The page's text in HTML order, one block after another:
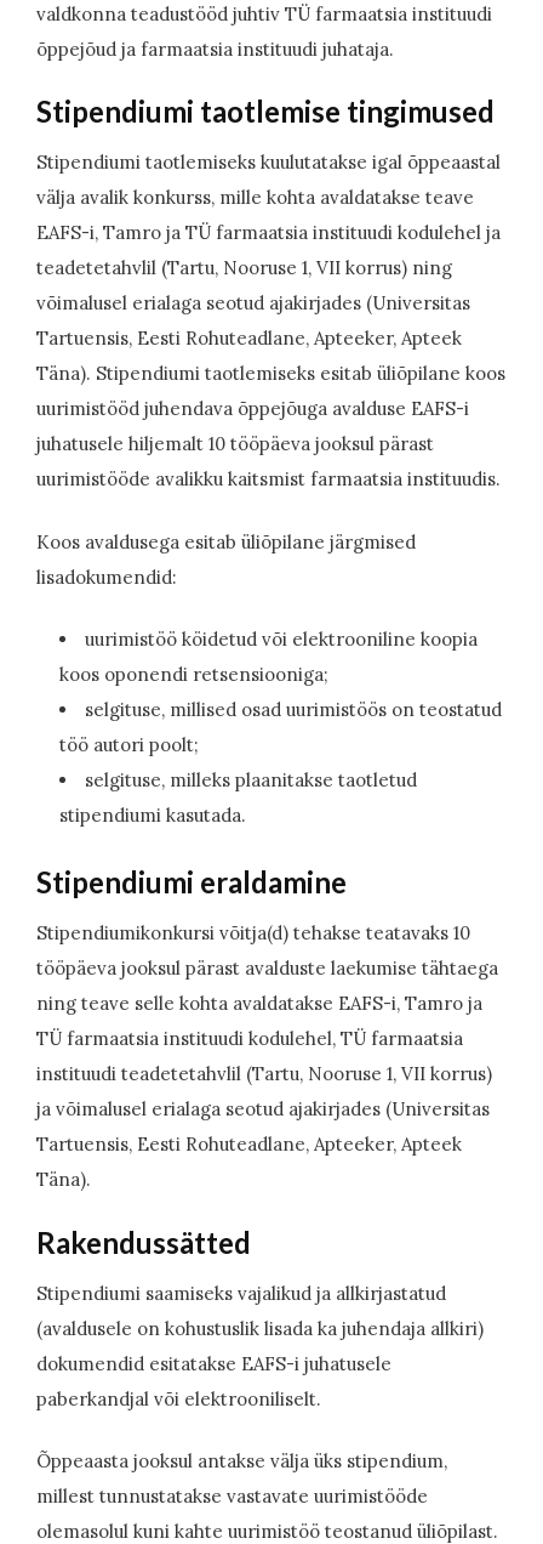
valdkonna teadustööd juhtiv TÜ farmaatsia instituudi
õppejõud ja farmaatsia instituudi juhataja.
Stipendiumi taotlemise tingimused
Stipendiumi taotlemiseks kuulutatakse igal õppeaastal
välja avalik konkurss, mille kohta avaldatakse teave
EAFS-i, Tamro ja TÜ farmaatsia instituudi kodulehel ja
teadetetahvlil (Tartu, Nooruse 1, VII korrus) ning
võimalusel erialaga seotud ajakirjades (Universitas
Tartuensis, Eesti Rohuteadlane, Apteeker, Apteek
Täna). Stipendiumi taotlemiseks esitab üliõpilane koos
uurimistööd juhendava õppejõuga avalduse EAFS-i
juhatusele hiljemalt 10 tööpäeva jooksul pärast
uurimistööde avalikku kaitsmist farmaatsia instituudis.
Koos avaldusega esitab üliõpilane järgmised
lisadokumendid:
uurimistöö köidetud või elektrooniline koopia
koos oponendi retsensiooniga;
selgituse, millised osad uurimistöös on teostatud
töö autori poolt;
selgituse, milleks plaanitakse taotletud
stipendiumi kasutada.
Stipendiumi eraldamine
Stipendiumikonkursi võitja(d) tehakse teatavaks 10
tööpäeva jooksul pärast avalduste laekumise tähtaega
ning teave selle kohta avaldatakse EAFS-i, Tamro ja
TÜ farmaatsia instituudi kodulehel, TÜ farmaatsia
instituudi teadetetahvlil (Tartu, Nooruse 1, VII korrus)
ja võimalusel erialaga seotud ajakirjades (Universitas
Tartuensis, Eesti Rohuteadlane, Apteeker, Apteek
Täna).
Rakendussätted
Stipendiumi saamiseks vajalikud ja allkirjastatud
(avaldusele on kohustuslik lisada ka juhendaja allkiri)
dokumendid esitatakse EAFS-i juhatusele
paberkandjal või elektrooniliselt.
Õppeaasta jooksul antakse välja üks stipendium,
millest tunnustatakse vastavate uurimistööde
olemasolul kuni kahte uurimistöö teostanud üliõpilast.